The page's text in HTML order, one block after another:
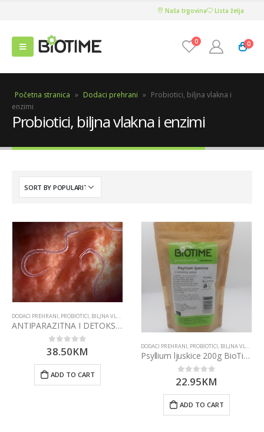
Naša trgovina Lista želja
0 0
Početna stranica » Dodaci prehrani » Probiotici, biljna vlakna i
enzimi
Probiotici, biljna vlakna i enzimi
DODACI PREHRANI, PROBIOTICI, BILJNA VLAKNA I ENZIMI
ANTIPARAZITNA I DETOKS TERAPIJA 250mg cps 100 bioherba
0 out of 5
38.50KM
ADD TO CART
DODACI PREHRANI, PROBIOTICI, BILJNA VLAKNA I ENZIMI
Psyllium ljuskice 200g BioTime
0out of 5
22.95KM
ADD TO CART